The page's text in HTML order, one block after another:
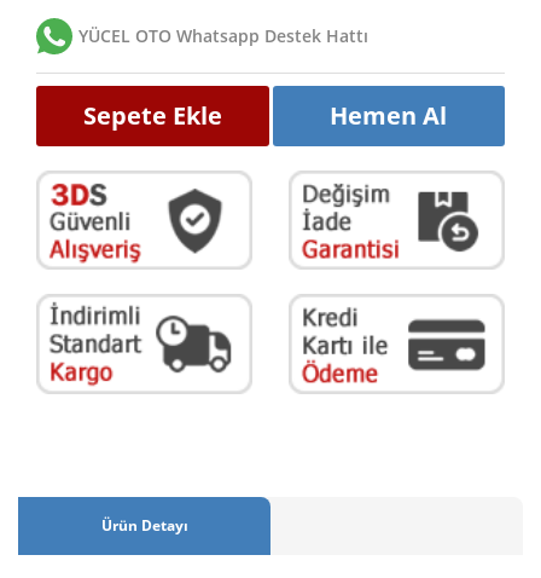
YÜCEL OTO Whatsapp Destek Hattı
Sepete Ekle Hemen Al
Ürün Detayı